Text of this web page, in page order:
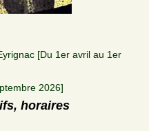
[Du 1er avril au 1er
2026]
horaires